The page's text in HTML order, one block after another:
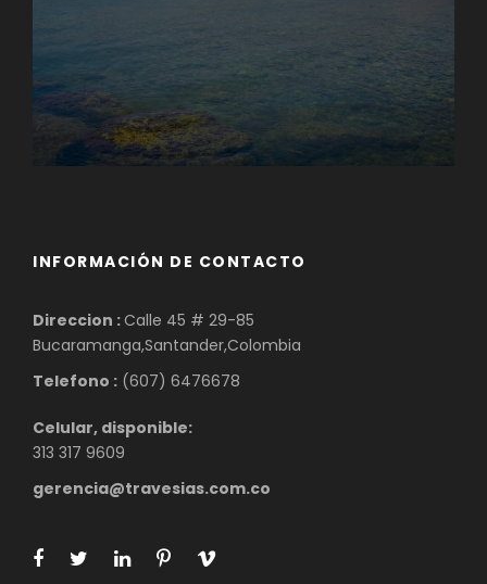
INFORMACIÓN DE CONTACTO
Direccion :Calle 45 # 29-85
Bucaramanga,Santander,Colombia
Telefono : (607) 6476678
Celular, disponible:
313 317 9609
gerencia@travesias.com.co